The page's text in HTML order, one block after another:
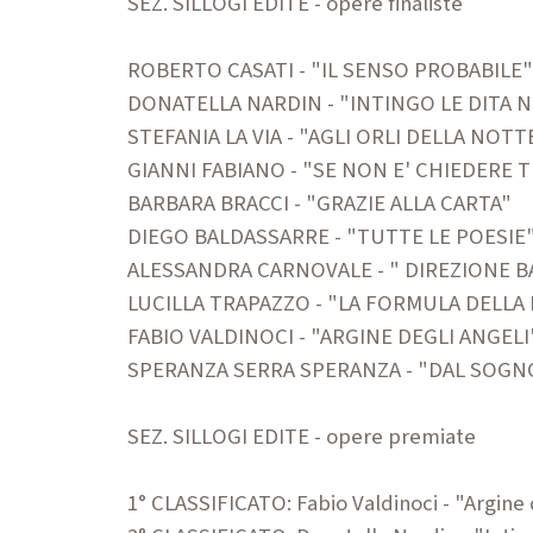
ROBERTO CASATI - "IL SENSO PROBABILE"
DONATELLA NARDIN - "INTINGO LE DITA
STEFANIA LA VIA - "AGLI ORLI DELLA
GIANNI FABIANO - "SE NON E' CHIEDERE
BARBARA BRACCI - "GRAZIE ALLA CARTA"
DIEGO BALDASSARRE - "TUTTE LE
ALESSANDRA CARNOVALE - " DIREZIONE
LUCILLA TRAPAZZO - "LA FORMULA
FABIO VALDINOCI - "ARGINE DEGLI
SPERANZA SERRA SPERANZA - "DAL
SEZ. SILLOGI EDITE - opere premiate
1° CLASSIFICATO: Fabio Valdinoci -